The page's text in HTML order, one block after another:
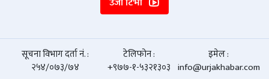
सूचना विभाग दर्ता नं. :
२५४/०७३/७४
टेलिफोन :
+९७७-१-५३२१३०३
इमेल :
info@urjakhabar.com